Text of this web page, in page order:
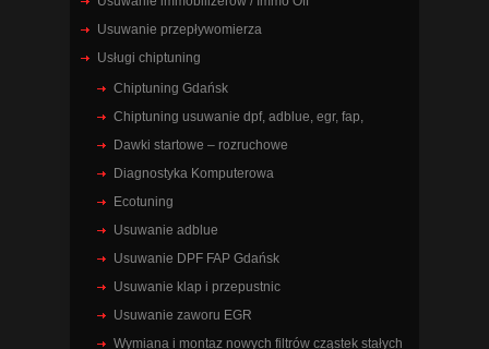
Usuwanie przepływomierza
Usługi chiptuning
Chiptuning Gdańsk
Chiptuning usuwanie dpf, adblue, egr, fap,
Dawki startowe – rozruchowe
Diagnostyka Komputerowa
Ecotuning
Usuwanie adblue
Usuwanie DPF FAP Gdańsk
Usuwanie klap i przepustnic
Usuwanie zaworu EGR
Wymiana i montaz nowych filtrów cząstek stałych